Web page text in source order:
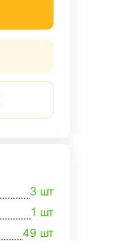
3 шт
1 шт
49 шт